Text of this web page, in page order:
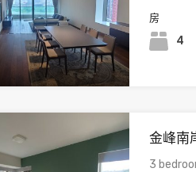
房
4
金峰南
3